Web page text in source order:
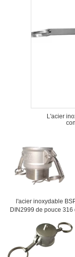
L'acier
l'acier inoxydable
DIN2999 de pouce 316
d'accouplement de